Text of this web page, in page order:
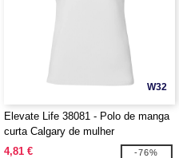
W32
Elevate Life 38081 - Polo de manga
curta Calgary de mulher
4,81 €
-76%